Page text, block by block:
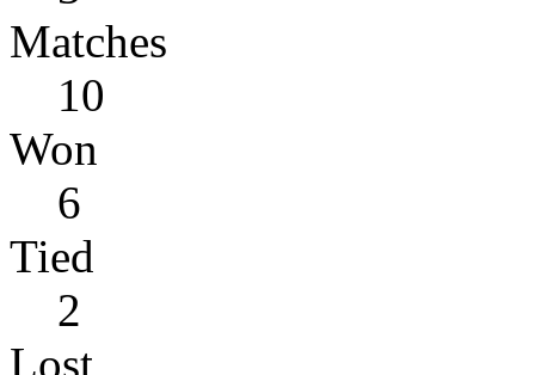
Matches
10
Won
6
Tied
2
Lost